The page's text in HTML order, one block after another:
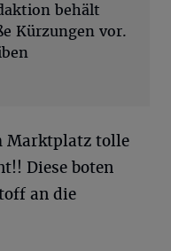
behält
Kürzungen vor.
Marktplatz tolle
Diese boten
an die